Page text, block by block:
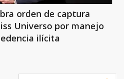
orden de captura
Universo por manejo
ilícita